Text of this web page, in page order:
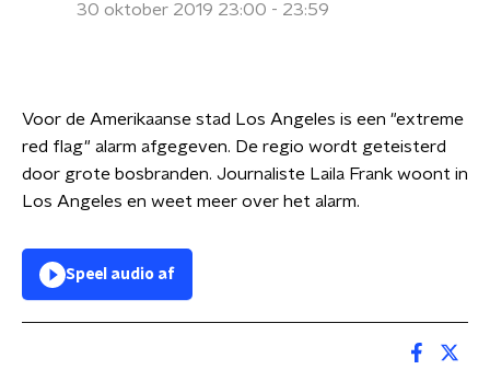
30 oktober 2019 23:00 - 23:59
Voor de Amerikaanse stad Los Angeles is een "extreme
red flag" alarm afgegeven. De regio wordt geteisterd
door grote bosbranden. Journaliste Laila Frank woont in
Los Angeles en weet meer over het alarm.
Speel audio af